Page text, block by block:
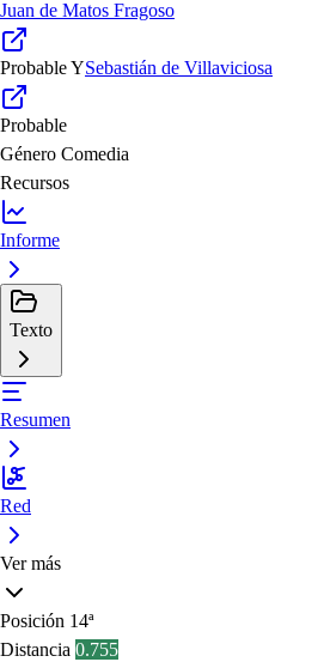
Juan de Matos Fragoso
ProbableYSebastián de Villaviciosa
Probable
Género Comedia
Recursos
Informe
Texto
Resumen
Red
Ver más
Posición 14ª
Distancia 0.755